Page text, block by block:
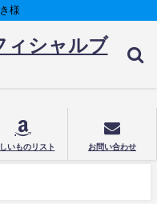
様
ィシャルブ
いものリスト お問い合わせ